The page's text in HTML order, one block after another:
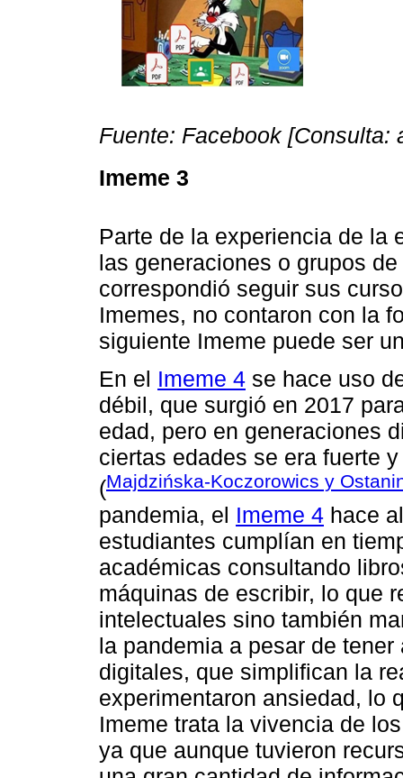
Fuente: Facebook [Consulta:
Imeme 3
Parte de la experiencia de la
las generaciones o grupos
correspondió seguir sus
Imemes, no contaron con la
siguiente Imeme puede ser
En el Imeme 4 se hace uso
débil, que surgió en 2017
edad, pero en generaciones
ciertas edades se era fuerte
(Majdzińska-Koczorowics y
pandemia, el Imeme 4 hace
estudiantes cumplían en
académicas consultando
máquinas de escribir, lo que
intelectuales sino también
la pandemia a pesar de
digitales, que simplifican la
experimentaron ansiedad, lo
Imeme trata la vivencia de
ya que aunque tuvieron